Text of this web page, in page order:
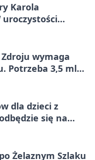
Karola
Zdroju wymaga
Potrzeba 3,5 mln
dla dzieci z
się na
Żelaznym Szlaku